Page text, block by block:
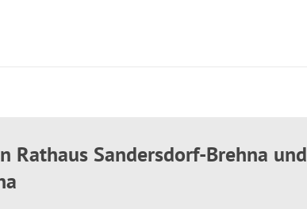
Rathaus Sandersdorf-Brehna und